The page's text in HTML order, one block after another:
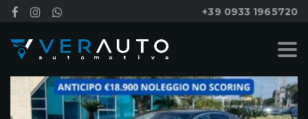
+39 0933 1965720